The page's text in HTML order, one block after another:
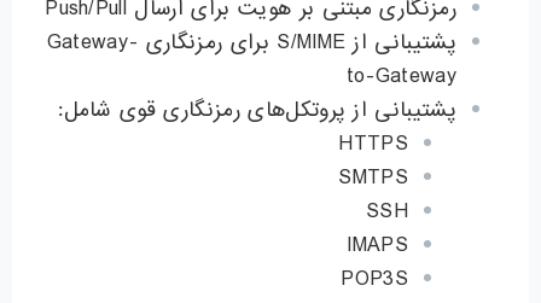
رمزنگاری مبتنی بر هویت برای ارسال Push/Pull
پشتیبانی از S/MIME برای رمزنگاری Gateway-
to-Gateway
پشتیبانی از پروتکل‌های رمزنگاری قوی شامل:
HTTPS
SMTPS
SSH
IMAPS
POP3S